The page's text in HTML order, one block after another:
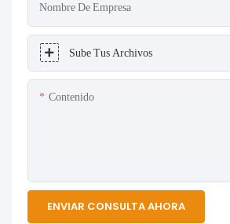
Nombre De Empresa
Sube Tus Archivos
Contenido
ENVIAR CONSULTA AHORA